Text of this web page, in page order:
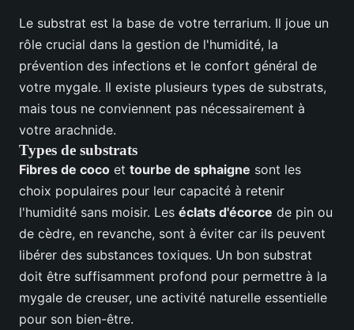
Le substrat est la base de votre terrarium. Il joue un
rôle crucial dans la gestion de l'humidité, la
prévention des infections et le confort général de
votre mygale. Il existe plusieurs types de substrats,
mais tous ne conviennent pas nécessairement à
votre arachnide.
Types de substrats
Fibres de coco et tourbe de sphaigne sont les
choix populaires pour leur capacité à retenir
l'humidité sans moisir. Les éclats d'écorce de pin ou
de cèdre, en revanche, sont à éviter car ils peuvent
libérer des substances toxiques. Un bon substrat
doit être suffisamment profond pour permettre à la
mygale de creuser, une activité naturelle essentielle
pour son bien-être.